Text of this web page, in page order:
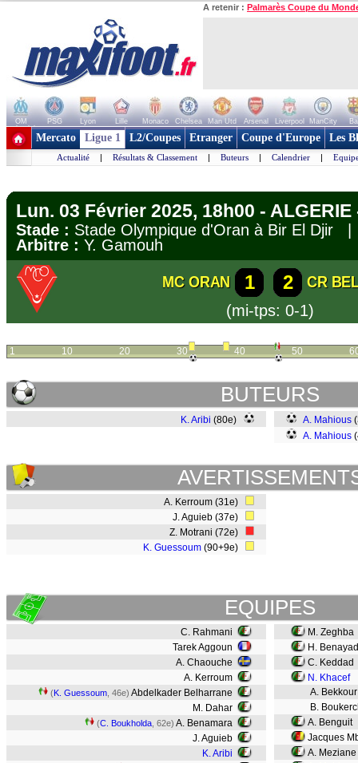
A retenir : Palmarès Coupe du
OM PSG Lyon Lille Monaco Chelsea Man Utd Arsenal Liverpool ManCity
+ de clubs
Mercato Ligue 1 L2/Coupes Etranger Coupe d'Europe Les
Actualité | Résultats & Classement | Buteurs | Calendrier |
Lun. 03 Février 2025, 18h00 -
Stade : Stade Olympique d'Oran à Bir El
Arbitre : Y. Gamouh
MC ORAN 1 2
CR
(mi-tps: 0-1)
1 10 20 30 40 50
BUTEURS
K. Aribi (80e) A. Mahious
A. Mahious
A. Kerroum (31e)
J. Aguieb (37e)
Z. Motrani (72e)
K. Guessoum (90+9e)
EQUIPES
C. Rahmani
Tarek Aggoun
A. Chaouche
A. Kerroum
(K. Guessoum , 46e) Abdelkader Belharrane
M. Dahar
(C. Boukholda , 62e) A. Benamara
J. Aguieb
K. Aribi
M. Zeghba
H.
C. Keddad
N. Khacef
A. Bekkour
B.
A. Benguit
Jacques
A. Meziane